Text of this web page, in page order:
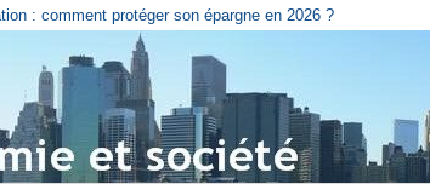
: comment protéger son épargne en 2026 ?